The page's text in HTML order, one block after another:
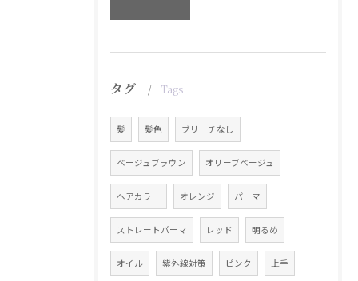
タグ Tags
髪 髪色 ブリーチなし
ベージュブラウン オリーブベージュ
ヘアカラー オレンジ パーマ
ストレートパーマ レッド 明るめ
オイル 紫外線対策 ピンク 上手